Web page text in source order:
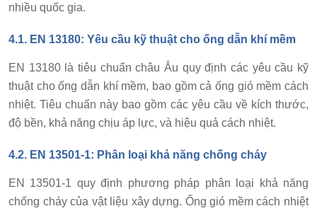
nhiều quốc gia.
4.1. EN 13180: Yêu cầu kỹ thuật cho ống dẫn khí mềm
EN 13180 là tiêu chuẩn châu Âu quy định các yêu cầu kỹ
thuật cho ống dẫn khí mềm, bao gồm cả ống gió mềm cách
nhiệt. Tiêu chuẩn này bao gồm các yêu cầu về kích thước,
độ bền, khả năng chịu áp lực, và hiệu quả cách nhiệt.
4.2. EN 13501-1: Phân loại khả năng chống cháy
EN 13501-1 quy định phương pháp phân loại khả năng
chống cháy của vật liệu xây dựng. Ống gió mềm cách nhiệt